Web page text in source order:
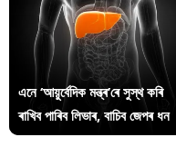
এনে ‘আয়ুৰ্বেদিক মন্ত্ৰ’ৰে সুস্থ কৰি
ৰাখিব পাৰিব লিভাৰ, বাচিব জেপৰ ধন